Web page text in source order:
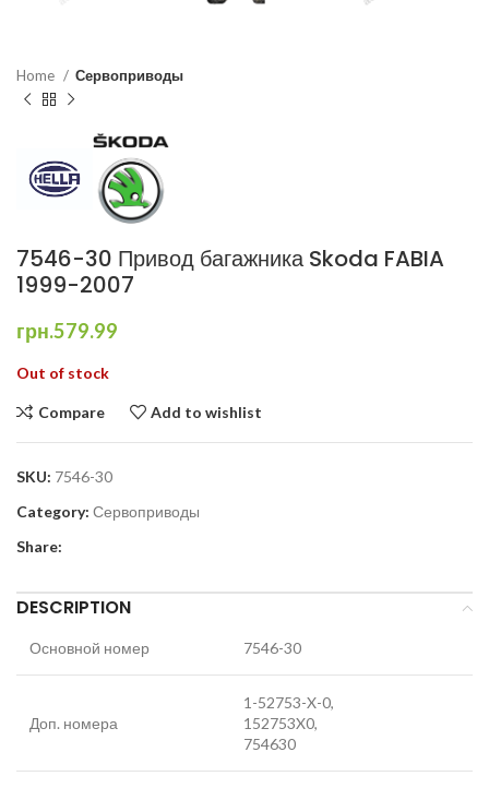
Home Сервоприводы
7546-30 Привод багажника Skoda FABIA
1999-2007
грн.579.99
Out of stock
Compare Add to wishlist
SKU: 7546-30
Category: Сервоприводы
Share:
DESCRIPTION
Основной номер 7546-30
Доп. номера
1-52753-X-0,
152753X0,
754630